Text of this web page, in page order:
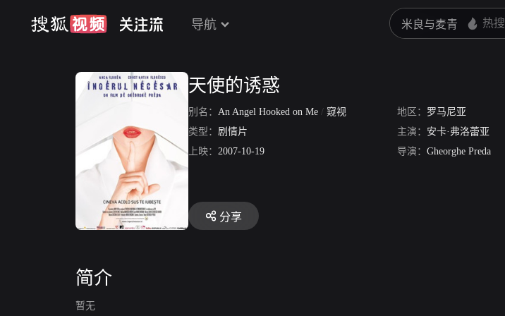
导航
天使的诱惑
别名： An Angel Hooked on Me / 窥视 地区： 罗马尼亚
类型： 剧情片 主演： 安卡·弗洛蕾亚
上映： 2007-10-19 导演： Gheorghe Preda
分享
简介
暂无